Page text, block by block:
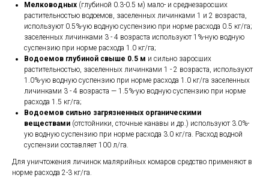
Мелководных (глубиной 0.3-0.5 м) мало- и среднезаросших
растительностью водоемов, заселенных личинками 1 и 2 возраста,
используют 0.5%-ую водную суспензию при норме расхода 0.5 кг/га;
заселенных личинками 3 - 4 возраста используют 1%-ную водную
суспензию при норме расхода 1.0 кг/га;
Водоемов глубиной свыше 0.5 м и сильно заросших
растительностью, заселенных личинками 1 - 2 возраста, используют
1.0%-ую водную суспензию при норме расхода 1.0 кг/га заселенных
личинками 3 - 4 возраста — 1.5%-ую водную суспензию при норме
расхода 1.5 кг/га;
Водоемов сильно загрязненных органическими
веществами (отстойники, сточные канавы и др.) используют 3.0%-
ую водную суспензию при норме расхода 3.0 кг/га. Расход водной
суспензии составляет 100 л/га.
Для уничтожения личинок малярийных комаров средство применяют в
норме расхода 2-3 кг/га.